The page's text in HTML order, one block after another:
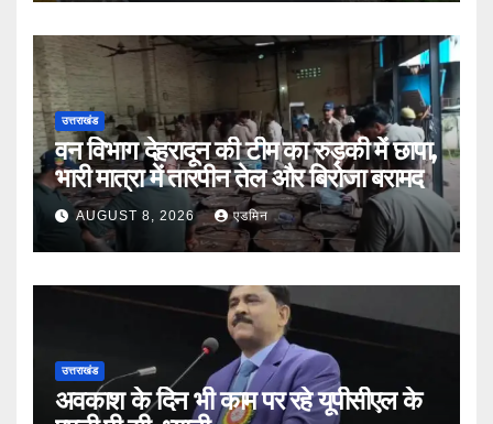
उत्तराखंड
वन विभाग देहरादून की टीम का रुड़की में छापा,
भारी मात्रा में तारपीन तेल और बिरोजा बरामद
AUGUST 8, 2026 एडमिन
उत्तराखंड
अवकाश के दिन भी काम पर रहे यूपीसीएल के